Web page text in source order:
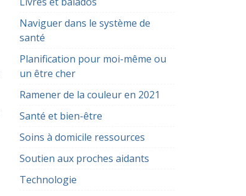
Naviguer dans le système de
santé
Planification pour moi-même ou
un être cher
Ramener de la couleur en 2021
Santé et bien-être
Soins à domicile ressources
Soutien aux proches aidants
Technologie